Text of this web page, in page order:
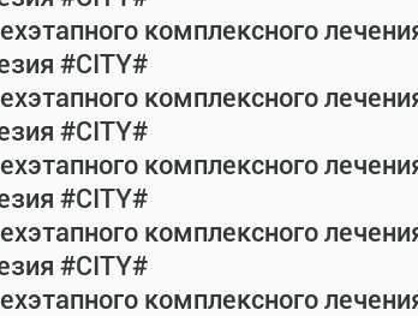
комплексного
#CITY#
комплексного
#CITY#
комплексного
#CITY#
комплексного
#CITY#
комплексного